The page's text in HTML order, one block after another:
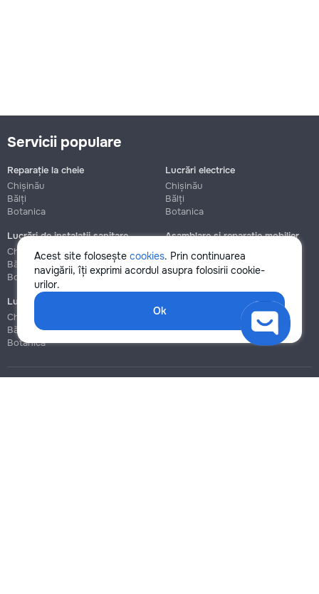
Acest site folosește cookies. Prin continuarea
navigării, îți exprimi acordul asupra folosirii cookie-
urilor.
Ok
Servicii populare
Reparație la cheie
Chișinău
Bălți
Botanica
Lucrări electrice
Chișinău
Bălți
Botanica
Lucrări de instalații sanitare
Chișinău
Bălți
Botanica
Asamblare și reparație mobilier
Chișinău
Botanica
Lucrări de construcție și instalare
Chișinău
Bălți
Botanica